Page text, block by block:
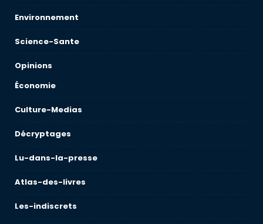
Environnement
Science-Sante
Opinions
Économie
Culture-Medias
Décryptages
Lu-dans-la-presse
Atlas-des-livres
Les-indiscrets